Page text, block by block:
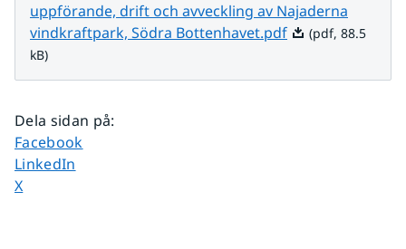
uppförande, drift och avveckling av Najaderna
vindkraftpark, Södra Bottenhavet.pdfPdf, 88.5 kB.
(pdf, 88.5
kB)
Dela sidan på:
Dela sidan på
Facebook
Dela sidan på
LinkedIn
Dela sidan på
X